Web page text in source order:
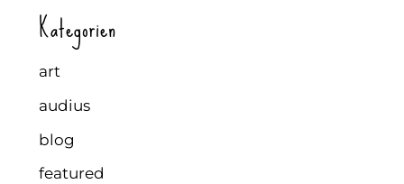
Kategorien
art
audius
blog
featured